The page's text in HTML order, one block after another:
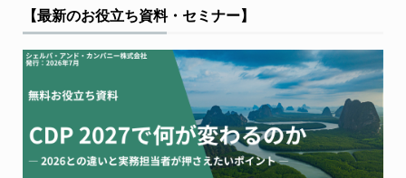
【最新のお役立ち資料・セミナー】